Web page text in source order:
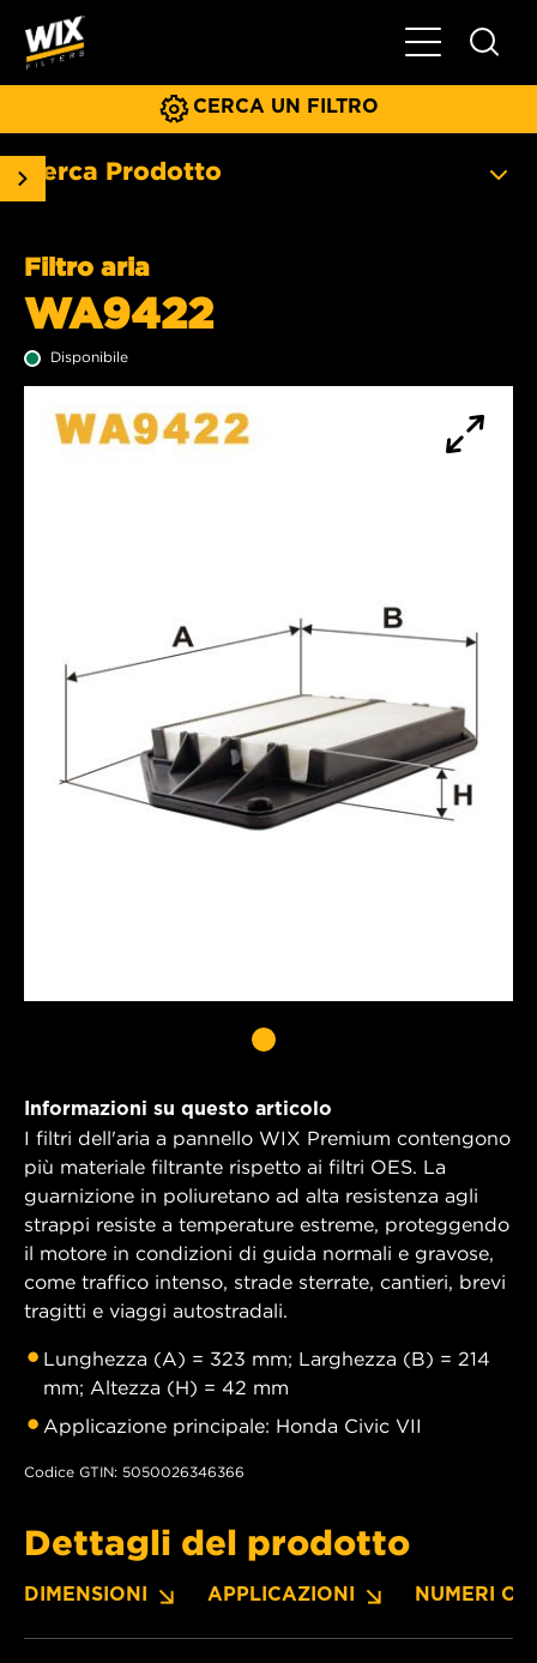
Menu
CERCA UN FILTRO
Cerca Prodotto
Filtro aria
WA9422
Disponibile
Informazioni su questo articolo
I filtri dell'aria a pannello WIX Premium contengono
più materiale filtrante rispetto ai filtri OES. La
guarnizione in poliuretano ad alta resistenza agli
strappi resiste a temperature estreme, proteggendo
il motore in condizioni di guida normali e gravose,
come traffico intenso, strade sterrate, cantieri, brevi
tragitti e viaggi autostradali.
Lunghezza (A) = 323 mm; Larghezza (B) = 214
mm; Altezza (H) = 42 mm
Applicazione principale: Honda Civic VII
Codice GTIN: 5050026346366
Dettagli del prodotto
DIMENSIONI APPLICAZIONI NUMERI OE